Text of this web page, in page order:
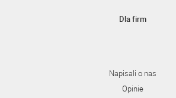
Dla firm
Napisali o nas
Opinie